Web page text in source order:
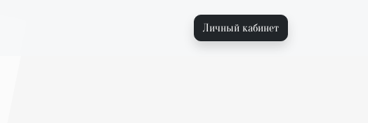
Личный кабинет